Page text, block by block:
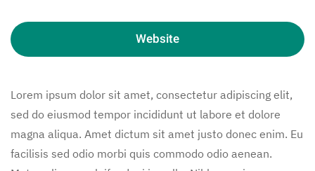
Website
Lorem ipsum dolor sit amet, consectetur adipiscing elit,
sed do eiusmod tempor incididunt ut labore et dolore
magna aliqua. Amet dictum sit amet justo donec enim. Eu
facilisis sed odio morbi quis commodo odio aenean.